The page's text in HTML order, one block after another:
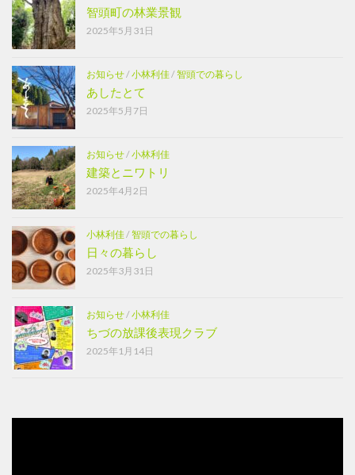
智頭町の林業景観
2025年5月31日
お知らせ/小林利佳/智頭での暮らし
あしたとて
2025年5月7日
お知らせ/小林利佳
建築とニワトリ
2025年4月2日
小林利佳/智頭での暮らし
日々の暮らし
2025年3月31日
お知らせ/小林利佳
ちづの放課後表現クラブ
2025年1月14日